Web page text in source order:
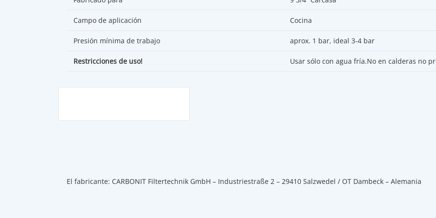
Campo de aplicación Cocina
Presión mínima de trabajo aprox. 1 bar, ideal 3-4 bar
Restricciones de uso! Usar sólo con agua fría.No en calderas no
El fabricante: CARBONIT Filtertechnik GmbH – Industriestraße 2 – 29410 Salzwedel / OT Dambeck – Alemania